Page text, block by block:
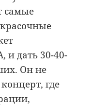
самые
и дать 30-40-
Он не
где